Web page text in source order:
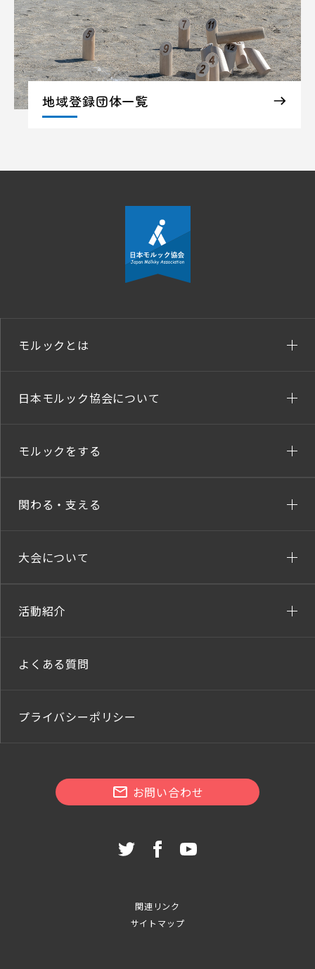
地域登録団体一覧
モルックとは
日本モルック協会について
モルックをする
関わる・支える
大会について
活動紹介
よくある質問
プライバシーポリシー
お問い合わせ
関連リンク
サイトマップ